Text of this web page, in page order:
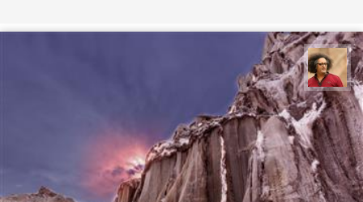
مصطفی ربیعی بهشتی